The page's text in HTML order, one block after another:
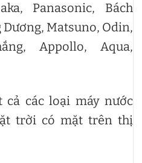
Panasonic, Bách
Matsuno, Odin,
Appollo, Aqua,
cả các loại máy nước
trời có mặt trên thị